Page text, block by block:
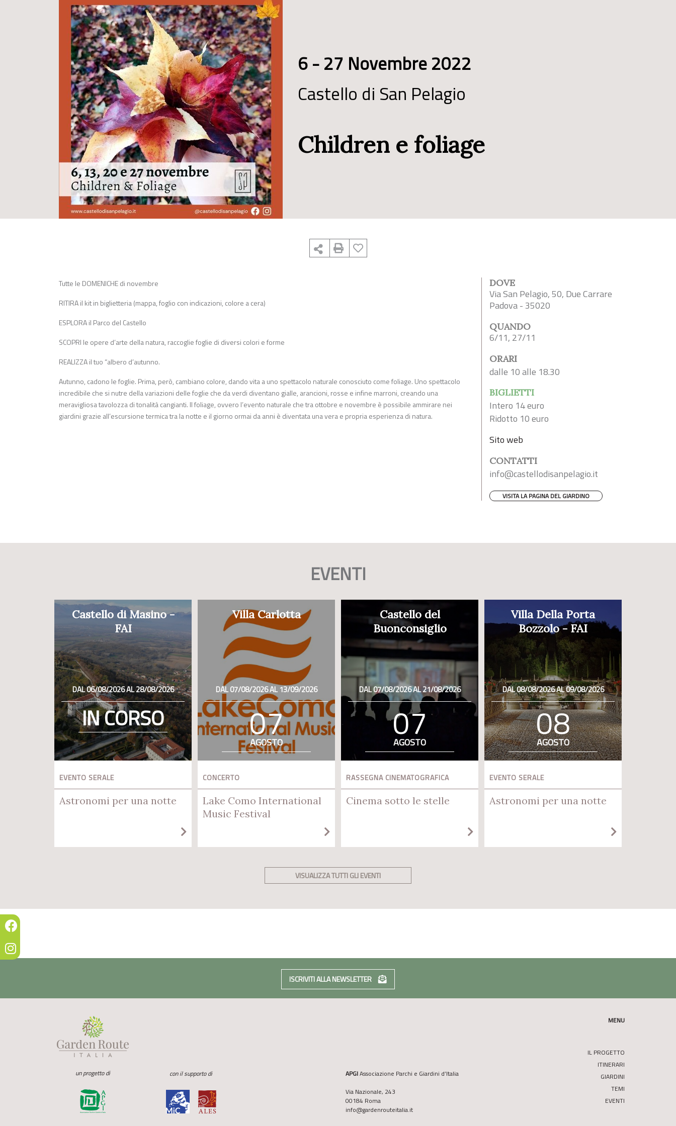
6 - 27 Novembre 2022
Castello di San Pelagio
Children e foliage
Tutte le DOMENICHE di novembre
RITIRA il kit in biglietteria (mappa, foglio con indicazioni, colore a cera)
ESPLORA il Parco del Castello
SCOPRI le opere d’arte della natura, raccoglie foglie di diversi colori e forme
REALIZZA il tuo “albero d’autunno.
Autunno, cadono le foglie. Prima, però, cambiano colore, dando vita a uno spettacolo naturale conosciuto come foliage. Uno spettacolo
incredibile che si nutre della variazioni delle foglie che da verdi diventano gialle, arancioni, rosse e infine marroni, creando una
meravigliosa tavolozza di tonalità cangianti. Il foliage, ovvero l’evento naturale che tra ottobre e novembre è possibile ammirare nei
giardini grazie all’escursione termica tra la notte e il giorno ormai da anni è diventata una vera e propria esperienza di natura.
DOVE
Via San Pelagio, 50, Due Carrare
Padova - 35020
QUANDO
6/11, 27/11
ORARI
dalle 10 alle 18.30
BIGLIETTI
Intero 14 euro
Ridotto 10 euro
Sito web
CONTATTI
info@castellodisanpelagio.it
VISITA LA PAGINA DEL GIARDINO
EVENTI
Castello di Masino -
FAI
DAL 06/08/2026 AL 28/08/2026
IN CORSO
EVENTO SERALE
Astronomi per una notte
Villa Carlotta
DAL 07/08/2026 AL 13/09/2026
07
AGOSTO
CONCERTO
Lake Como International
Music Festival
Castello del
Buonconsiglio
DAL 07/08/2026 AL 21/08/2026
07
AGOSTO
RASSEGNA CINEMATOGRAFICA
Cinema sotto le stelle
Villa Della Porta
Bozzolo - FAI
DAL 08/08/2026 AL 09/08/2026
08
AGOSTO
EVENTO SERALE
Astronomi per una notte
VISUALIZZA TUTTI GLI EVENTI
ISCRIVITI ALLA NEWSLETTER
un progetto di con il supporto di APGIAssociazione Parchi e Giardini d’Italia
Via Nazionale, 243
00184 Roma
info@gardenrouteitalia.it
MENU
IL PROGETTO
ITINERARI
GIARDINI
TEMI
EVENTI